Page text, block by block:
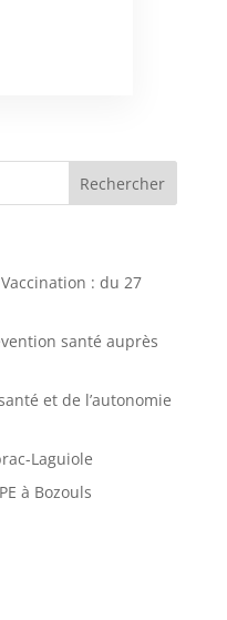
: du 27
santé auprès
et de l’autonomie
Laguiole
à Bozouls